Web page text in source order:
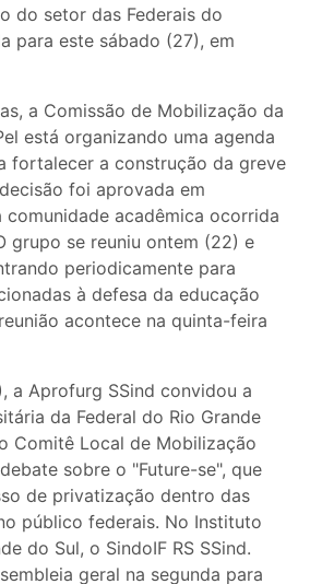
do setor das Federais do
para este sábado (27), em
a Comissão de Mobilização da
está organizando uma agenda
fortalecer a construção da greve
foi aprovada em
comunidade acadêmica ocorrida
grupo se reuniu ontem (22) e
periodicamente para
à defesa da educação
acontece na quinta-feira
a Aprofurg SSind convidou a
da Federal do Rio Grande
Comitê Local de Mobilização
sobre o "Future-se", que
de privatização dentro das
público federais. No Instituto
do Sul, o SindoIF RS SSind.
geral na segunda para